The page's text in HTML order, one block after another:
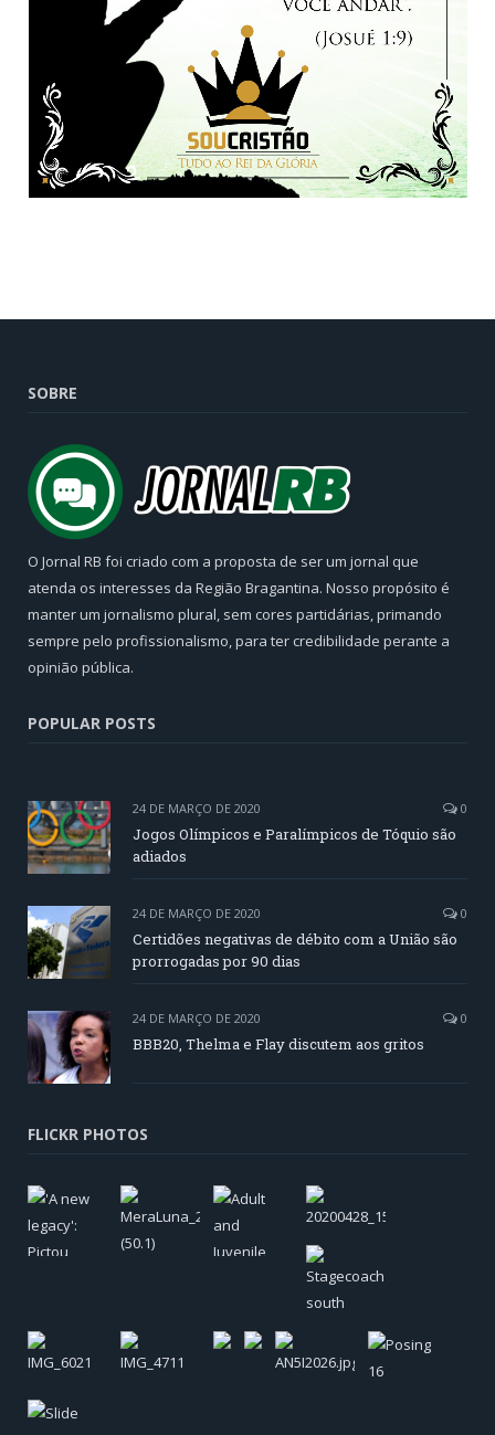
SOBRE
O Jornal RB foi criado com a proposta de ser um jornal que
atenda os interesses da Região Bragantina. Nosso propósito é
manter um jornalismo plural, sem cores partidárias, primando
sempre pelo profissionalismo, para ter credibilidade perante a
opinião pública.
POPULAR POSTS
24 DE MARÇO DE 2020 0
Jogos Olímpicos e Paralímpicos de Tóquio são
adiados
24 DE MARÇO DE 2020 0
Certidões negativas de débito com a União são
prorrogadas por 90 dias
24 DE MARÇO DE 2020 0
BBB20, Thelma e Flay discutem aos gritos
FLICKR PHOTOS